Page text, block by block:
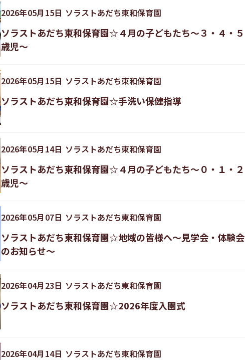
2026年05月15日 ソラストあだち東和保育園
ソラストあだち東和保育園☆４月の子どもたち〜３・４・５
歳児〜
2026年05月15日 ソラストあだち東和保育園
ソラストあだち東和保育園☆手洗い保健指導
2026年05月14日 ソラストあだち東和保育園
ソラストあだち東和保育園☆４月の子どもたち〜０・１・２
歳児〜
2026年05月07日 ソラストあだち東和保育園
ソラストあだち東和保育園☆地域の皆様へ〜見学会・体験会
のお知らせ〜
2026年04月23日 ソラストあだち東和保育園
ソラストあだち東和保育園☆2026年度入園式
2026年04月14日 ソラストあだち東和保育園